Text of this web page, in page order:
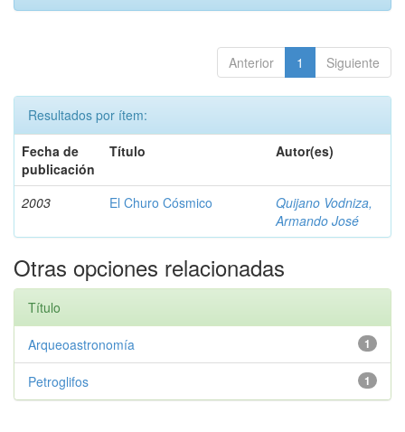
Anterior 1 Siguiente
Resultados por ítem:
Fecha de
publicación
Título Autor(es)
2003 El Churo Cósmico
Quijano Vodniza,
Armando José
Otras opciones relacionadas
Título
1
Arqueoastronomía
1
Petroglifos